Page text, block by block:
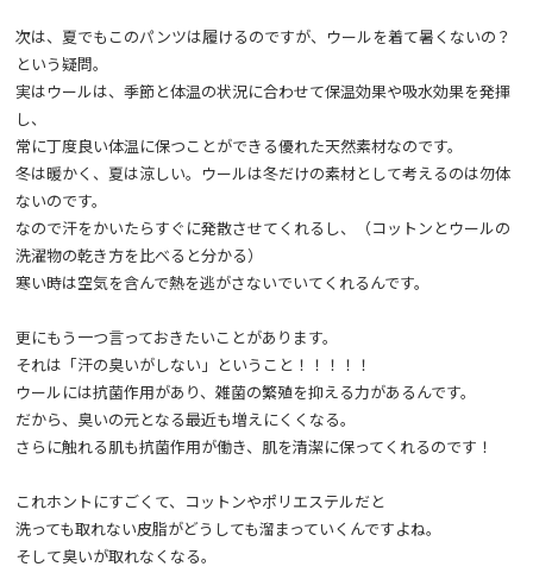
次は、夏でもこのパンツは履けるのですが、ウールを着て暑くないの？
という疑問。
実はウールは、季節と体温の状況に合わせて保温効果や吸水効果を発揮
し、
常に丁度良い体温に保つことができる優れた天然素材なのです。
冬は暖かく、夏は涼しい。ウールは冬だけの素材として考えるのは勿体
ないのです。
なので汗をかいたらすぐに発散させてくれるし、（コットンとウールの
洗濯物の乾き方を比べると分かる）
寒い時は空気を含んで熱を逃がさないでいてくれるんです。
更にもう一つ言っておきたいことがあります。
それは「汗の臭いがしない」ということ！！！！！
ウールには抗菌作用があり、雑菌の繁殖を抑える力があるんです。
だから、臭いの元となる最近も増えにくくなる。
さらに触れる肌も抗菌作用が働き、肌を清潔に保ってくれるのです！
これホントにすごくて、コットンやポリエステルだと
洗っても取れない皮脂がどうしても溜まっていくんですよね。
そして臭いが取れなくなる。